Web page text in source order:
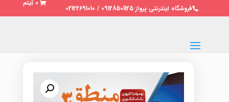
فروشگاه اینترنتی پرواز 09128501125 / 02122691010
0 آیتم